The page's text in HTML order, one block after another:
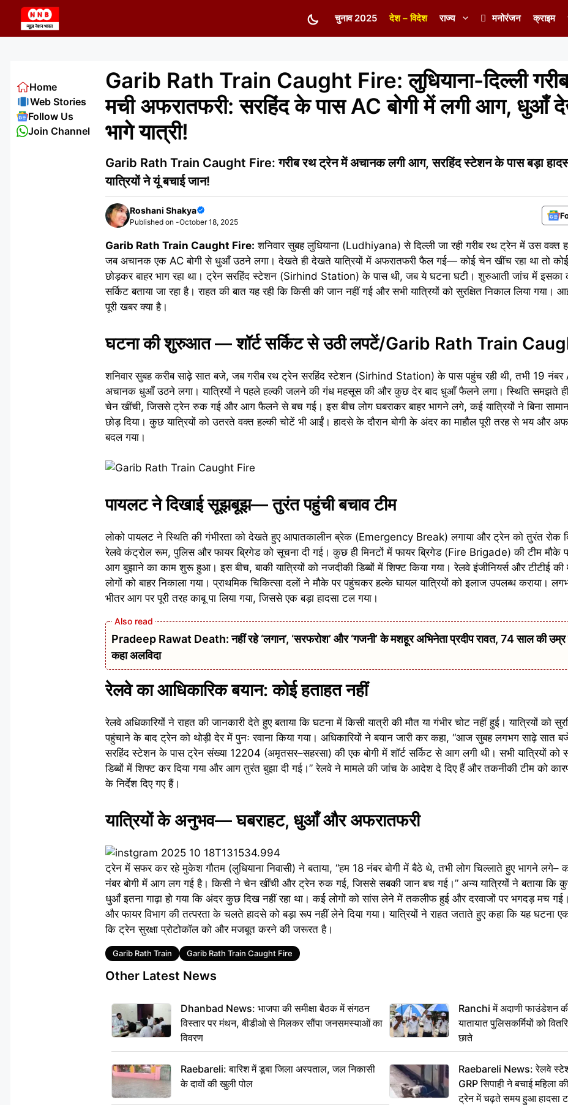
content
चुनाव 2025 देश – विदेश राज्य मनोरंजन क्राइम
Garib Rath Train Caught Fire: लुधियाना-दिल्ली
मची अफरातफरी: सरहिंद के पास AC बोगी में लगी आग, धुआँ
भागे यात्री!
Garib Rath Train Caught Fire: गरीब रथ ट्रेन में अचानक लगी आग, सरहिंद स्टेशन के पास बड़ा
यात्रियों ने यूं बचाई जान!
Roshani Shakya
Published on -October 18, 2025
Garib Rath Train Caught Fire: शनिवार सुबह लुधियाना (Ludhiyana) से दिल्ली जा रही गरीब रथ ट्रेन में उस वक्त
जब अचानक एक AC बोगी से धुआँ उठने लगा। देखते ही देखते यात्रियों में अफरातफरी फैल गई— कोई चेन खींच रहा था तो कोई
छोड़कर बाहर भाग रहा था। ट्रेन सरहिंद स्टेशन (Sirhind Station) के पास थी, जब ये घटना घटी। शुरुआती जांच में इसका
सर्किट बताया जा रहा है। राहत की बात यह रही कि किसी की जान नहीं गई और सभी यात्रियों को सुरक्षित निकाल लिया गया।
पूरी खबर क्या है।
घटना की शुरुआत — शॉर्ट सर्किट से उठी लपटें/Garib Rath Train
शनिवार सुबह करीब साढ़े सात बजे, जब गरीब रथ ट्रेन सरहिंद स्टेशन (Sirhind Station) के पास पहुंच रही थी, तभी 19 नंबर
अचानक धुआँ उठने लगा। यात्रियों ने पहले हल्की जलने की गंध महसूस की और कुछ देर बाद धुआँ फैलने लगा। स्थिति समझते ही
चेन खींची, जिससे ट्रेन रुक गई और आग फैलने से बच गई। इस बीच लोग घबराकर बाहर भागने लगे, कई यात्रियों ने बिना सामान
छोड़ दिया। कुछ यात्रियों को उतरते वक्त हल्की चोटें भी आईं। हादसे के दौरान बोगी के अंदर का माहौल पूरी तरह से भय और
बदल गया।
पायलट ने दिखाई सूझबूझ— तुरंत पहुंची बचाव टीम
लोको पायलट ने स्थिति की गंभीरता को देखते हुए आपातकालीन ब्रेक (Emergency Break) लगाया और ट्रेन को तुरंत रोक
रेलवे कंट्रोल रूम, पुलिस और फायर ब्रिगेड को सूचना दी गई। कुछ ही मिनटों में फायर ब्रिगेड (Fire Brigade) की टीम मौके
आग बुझाने का काम शुरू हुआ। इस बीच, बाकी यात्रियों को नजदीकी डिब्बों में शिफ्ट किया गया। रेलवे इंजीनियर्स और टीटीई
लोगों को बाहर निकाला गया। प्राथमिक चिकित्सा दलों ने मौके पर पहुंचकर हल्के घायल यात्रियों को इलाज उपलब्ध कराया।
भीतर आग पर पूरी तरह काबू पा लिया गया, जिससे एक बड़ा हादसा टल गया।
Pradeep Rawat Death: नहीं रहे ‘लगान’, ‘सरफरोश’ और ‘गजनी’ के मशहूर अभिनेता प्रदीप रावत, 74 साल की उम्र
कहा अलविदा
रेलवे का आधिकारिक बयान: कोई हताहत नहीं
रेलवे अधिकारियों ने राहत की जानकारी देते हुए बताया कि घटना में किसी यात्री की मौत या गंभीर चोट नहीं हुई। यात्रियों को
पहुंचाने के बाद ट्रेन को थोड़ी देर में पुनः रवाना किया गया। अधिकारियों ने बयान जारी कर कहा, “आज सुबह लगभग साढ़े सात
सरहिंद स्टेशन के पास ट्रेन संख्या 12204 (अमृतसर–सहरसा) की एक बोगी में शॉर्ट सर्किट से आग लगी थी। सभी यात्रियों को
डिब्बों में शिफ्ट कर दिया गया और आग तुरंत बुझा दी गई।” रेलवे ने मामले की जांच के आदेश दे दिए हैं और तकनीकी टीम को
के निर्देश दिए गए हैं।
यात्रियों के अनुभव— घबराहट, धुआँ और अफरातफरी
ट्रेन में सफर कर रहे मुकेश गौतम (लुधियाना निवासी) ने बताया, “हम 18 नंबर बोगी में बैठे थे, तभी लोग चिल्लाते हुए भागने लगे–
नंबर बोगी में आग लग गई है। किसी ने चेन खींची और ट्रेन रुक गई, जिससे सबकी जान बच गई।” अन्य यात्रियों ने बताया कि
धुआँ इतना गाढ़ा हो गया कि अंदर कुछ दिख नहीं रहा था। कई लोगों को सांस लेने में तकलीफ हुई और दरवाजों पर भगदड़ मच
और फायर विभाग की तत्परता के चलते हादसे को बड़ा रूप नहीं लेने दिया गया। यात्रियों ने राहत जताते हुए कहा कि यह घटना
कि ट्रेन सुरक्षा प्रोटोकॉल को और मजबूत करने की जरूरत है।
Tags
Garib Rath Train Garib Rath Train Caught Fire
Other Latest News
Dhanbad News: भाजपा की समीक्षा बैठक में संगठन
विस्तार पर मंथन, बीडीओ से मिलकर सौंपा जनसमस्याओं का
विवरण
Raebareli: बारिश में डूबा जिला अस्पताल, जल निकासी
के दावों की खुली पोल
Ranchi में अदाणी फाउंडेशन
यातायात पुलिसकर्मियों को
छाते
Raebareli News: रेलवे
GRP सिपाही ने बचाई महिला
ट्रेन में चढ़ते समय हुआ हादसा
Home
Web Stories
Follow Us
Join Channel